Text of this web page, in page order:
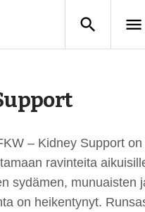
search menu
– Kidney Support on
ravinteita
sydämen, munuaisten
on heikentynyt.